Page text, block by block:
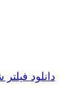
دانلود